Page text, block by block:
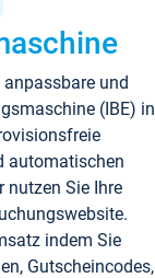
anpassbare und
(IBE) in
automatischen
nutzen Sie Ihre
indem Sie
Gutscheincodes,